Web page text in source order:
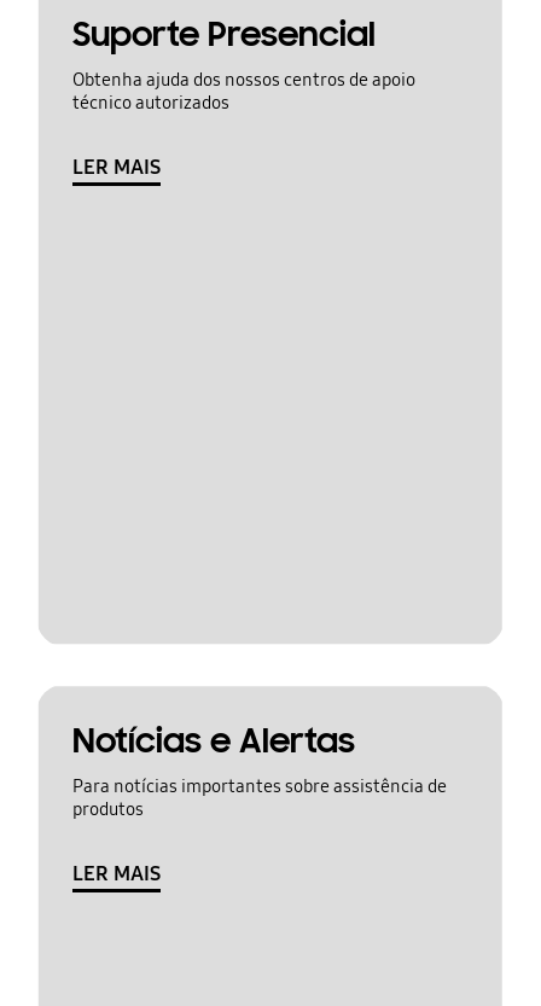
Suporte Presencial
Obtenha ajuda dos nossos centros de apoio
técnico autorizados
LER MAIS
Notícias e Alertas
Para notícias importantes sobre assistência de
produtos
LER MAIS